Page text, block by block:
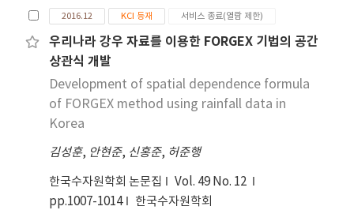
자기조직화지도(self-organizing map, SOM) 기
법을 활용하여 강우 지역빈도해석을 위한 동질 강수
지역을 구분하였다. 지역구분 인자로는 지형 정보와
시 단위 강우자료를 활용하였다. 최적 SOM 지도 구
성을 위해 정량적 오차와 위상관계 오차를 활용하였
다. 그 결과 7 × 6 배열의 42개의 노드를 갖는 모형을
선정하였고 최종적으로 강우 지역빈도해석을 위해 6
군집 모두 동질한 지역으로 나타났으며 기존의 유사
하게 구분된 지역들과 이질성 척도를 비교하였을 때
좀 더 안정적인 지역 구분결과를 나타내는 것을 확인
2016.12 KCI 등재 서비스 종료(열람 제한)
우리나라 강우 자료를 이용한 FORGEX 기법의 공간
상관식 개발
Development of spatial dependence formula
of FORGEX method using rainfall data in
Korea
김성훈, 안현준, 신홍준, 허준행
한국수자원학회 논문집
Vol. 49 No. 12
pp.1007-1014
한국수자원학회